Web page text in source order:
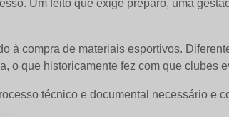
Um feito que exige preparo, uma
à compra de materiais esportivos.
o que historicamente fez com que clubes
técnico e documental necessário e